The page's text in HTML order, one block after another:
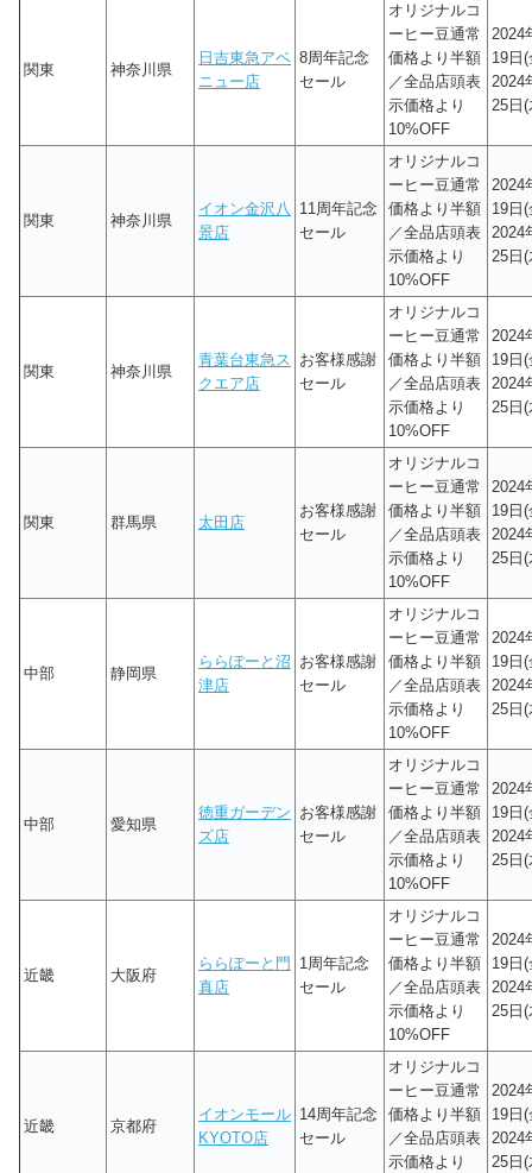
関東 神奈川県
日吉東急アベ
ニュー店
8周年記念
セール
オリジナルコ
ーヒー豆通常
価格より半額
／全品店頭表
示価格より
10%OFF
2024
19日
2024
25日(
関東 神奈川県
イオン金沢八
景店
11周年記念
セール
オリジナルコ
ーヒー豆通常
価格より半額
／全品店頭表
示価格より
10%OFF
2024
19日
2024
25日(
関東 神奈川県
青葉台東急ス
クエア店
お客様感謝
セール
オリジナルコ
ーヒー豆通常
価格より半額
／全品店頭表
示価格より
10%OFF
2024
19日
2024
25日(
関東 群馬県 太田店
お客様感謝
セール
オリジナルコ
ーヒー豆通常
価格より半額
／全品店頭表
示価格より
10%OFF
2024
19日
2024
25日(
中部 静岡県
ららぽーと沼
津店
お客様感謝
セール
オリジナルコ
ーヒー豆通常
価格より半額
／全品店頭表
示価格より
10%OFF
2024
19日
2024
25日(
中部 愛知県
徳重ガーデン
ズ店
お客様感謝
セール
オリジナルコ
ーヒー豆通常
価格より半額
／全品店頭表
示価格より
10%OFF
2024
19日
2024
25日(
近畿 大阪府
ららぽーと門
真店
1周年記念
セール
オリジナルコ
ーヒー豆通常
価格より半額
／全品店頭表
示価格より
10%OFF
2024
19日
2024
25日(
近畿 京都府
イオンモール
KYOTO店
14周年記念
セール
オリジナルコ
ーヒー豆通常
価格より半額
／全品店頭表
示価格より
2024
19日
2024
25日(